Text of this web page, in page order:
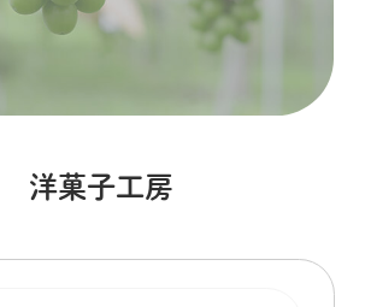
洋菓子工房